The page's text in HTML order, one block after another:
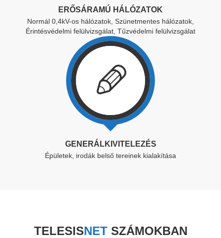
ERŐSÁRAMÚ HÁLÓZATOK
Normál 0,4kV-os hálózatok, Szünetmentes hálózatok,
Érintésvédelmi felülvizsgálat, Tűzvédelmi felülvizsgálat
GENERÁLKIVITELEZÉS
Épületek, irodák belső tereinek kialakítása
TELESISNETSZÁMOKBAN